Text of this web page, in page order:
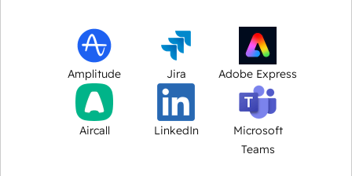
Amplitude Jira Adobe Express
Aircall LinkedIn
Microsoft
Teams